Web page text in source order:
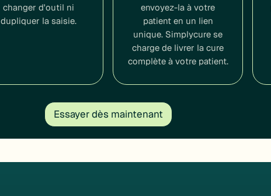
changer d'outil ni
dupliquer la saisie.
envoyez-la à votre
patient en un lien
unique. Simplycure se
charge de livrer la cure
complète à votre patient.
Essayer dès maintenant